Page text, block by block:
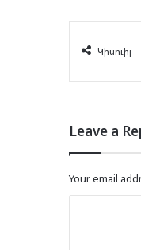
Կիսուիլ
Leave a
Your email